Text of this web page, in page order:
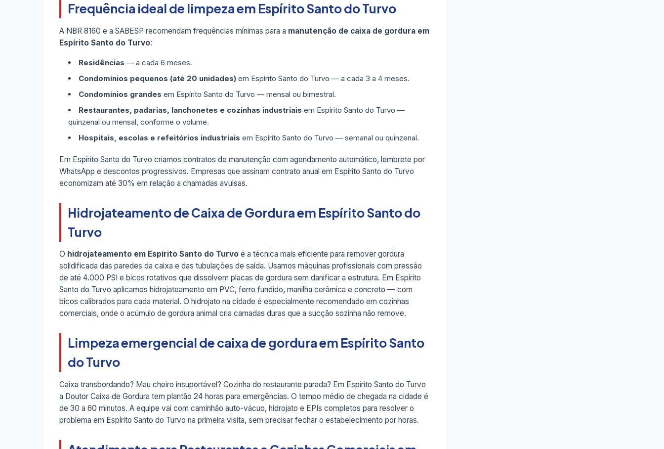
Frequência ideal de limpeza em Espírito Santo do Turvo
A NBR 8160 e a SABESP recomendam frequências mínimas para a manutenção de caixa de gordura em
Espírito Santo do Turvo:
Residências — a cada 6 meses.
Condomínios pequenos (até 20 unidades)em Espírito Santo do Turvo — a cada 3 a 4 meses.
Condomínios grandes em Espírito Santo do Turvo — mensal ou bimestral.
Restaurantes, padarias, lanchonetes e cozinhas industriais em Espírito Santo do Turvo —
quinzenal ou mensal, conforme o volume.
Hospitais, escolas e refeitórios industriais em Espírito Santo do Turvo — semanal ou quinzenal.
Em Espírito Santo do Turvo criamos contratos de manutenção com agendamento automático, lembrete por
WhatsApp e descontos progressivos. Empresas que assinam contrato anual em Espírito Santo do Turvo
economizam até 30% em relação a chamadas avulsas.
Hidrojateamento de Caixa de Gordura em Espírito Santo do
Turvo
O hidrojateamento em Espírito Santo do Turvo é a técnica mais eficiente para remover gordura
solidificada das paredes da caixa e das tubulações de saída. Usamos máquinas profissionais com pressão
de até 4.000 PSI e bicos rotativos que dissolvem placas de gordura sem danificar a estrutura. Em Espírito
Santo do Turvo aplicamos hidrojateamento em PVC, ferro fundido, manilha cerâmica e concreto — com
bicos calibrados para cada material. O hidrojato na cidade é especialmente recomendado em cozinhas
comerciais, onde o acúmulo de gordura animal cria camadas duras que a sucção sozinha não remove.
Limpeza emergencial de caixa de gordura em Espírito Santo
do Turvo
Caixa transbordando? Mau cheiro insuportável? Cozinha do restaurante parada? Em Espírito Santo do Turvo
a Doutor Caixa de Gordura tem plantão 24 horas para emergências. O tempo médio de chegada na cidade é
de 30 a 60 minutos. A equipe vai com caminhão auto-vácuo, hidrojato e EPIs completos para resolver o
problema em Espírito Santo do Turvo na primeira visita, sem precisar fechar o estabelecimento por horas.